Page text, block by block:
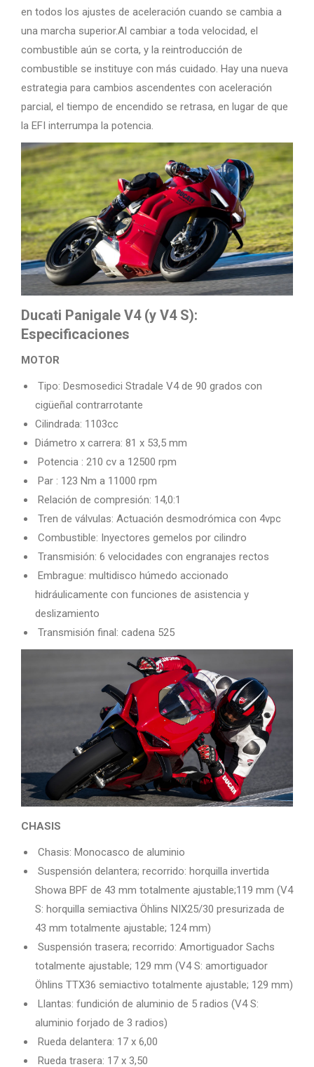
en todos los ajustes de aceleración cuando se cambia a
una marcha superior.Al cambiar a toda velocidad, el
combustible aún se corta, y la reintroducción de
combustible se instituye con más cuidado. Hay una nueva
estrategia para cambios ascendentes con aceleración
parcial, el tiempo de encendido se retrasa, en lugar de que
la EFI interrumpa la potencia.
Ducati Panigale V4 (y V4 S):
Especificaciones
MOTOR
Tipo: Desmosedici Stradale V4 de 90 grados con
cigüeñal contrarrotante
Cilindrada: 1103cc
Diámetro x carrera: 81 x 53,5 mm
Potencia : 210 cv a 12500 rpm
Par : 123 Nm a 11000 rpm
Relación de compresión: 14,0:1
Tren de válvulas: Actuación desmodrómica con 4vpc
Combustible: Inyectores gemelos por cilindro
Transmisión: 6 velocidades con engranajes rectos
Embrague: multidisco húmedo accionado
hidráulicamente con funciones de asistencia y
deslizamiento
Transmisión final: cadena 525
CHASIS
Chasis: Monocasco de aluminio
Suspensión delantera; recorrido: horquilla invertida
Showa BPF de 43 mm totalmente ajustable;119 mm (V4
S: horquilla semiactiva Öhlins NIX25/30 presurizada de
43 mm totalmente ajustable; 124 mm)
Suspensión trasera; recorrido: Amortiguador Sachs
totalmente ajustable; 129 mm (V4 S: amortiguador
Öhlins TTX36 semiactivo totalmente ajustable; 129 mm)
Llantas: fundición de aluminio de 5 radios (V4 S:
aluminio forjado de 3 radios)
Rueda delantera: 17 x 6,00
Rueda trasera: 17 x 3,50